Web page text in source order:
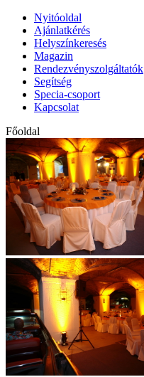
Nyitóoldal
Ajánlatkérés
Helyszínkeresés
Magazin
Rendezvényszolgáltatók
Segítség
Specia-csoport
Kapcsolat
Főoldal